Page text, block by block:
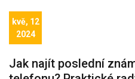
kvě, 12
2024
Jak najít poslední